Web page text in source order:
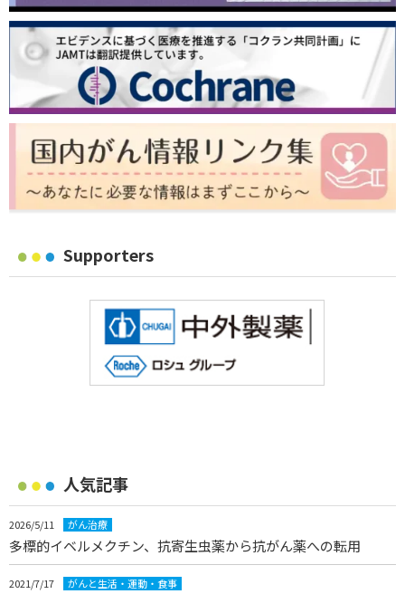
Supporters
人気記事
2026/5/11 がん治療
多標的イベルメクチン、抗寄生虫薬から抗がん薬への転用
2021/7/17 がんと生活・運動・食事